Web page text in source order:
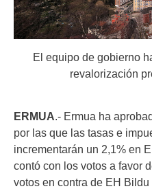
El equipo de gobierno
revalorización
ERMUA .- Ermua ha
por las que las tasas e
incrementarán un 2,1% en
contó con los votos a favor
votos en contra de EH